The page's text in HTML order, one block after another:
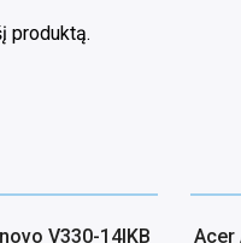
produktą.
V330-14IKB
Acer